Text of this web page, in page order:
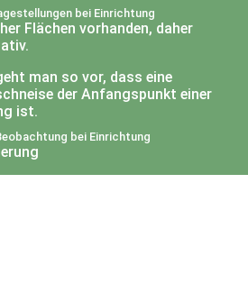
bei Einrichtung
Flächen vorhanden, daher
man so vor, dass eine
der Anfangspunkt einer
ist.
wäre zuviel
bei Einrichtung